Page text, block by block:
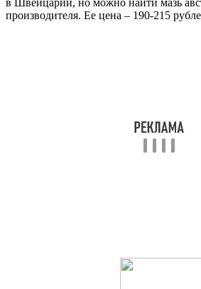
производителя. Ее цена – 190-215